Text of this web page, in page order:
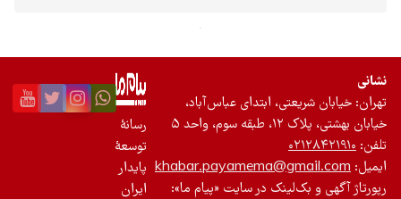
ابتدای عباس‌آباد،
در سایت «پیام ما»:
رسانۀ
پایدار
ایران